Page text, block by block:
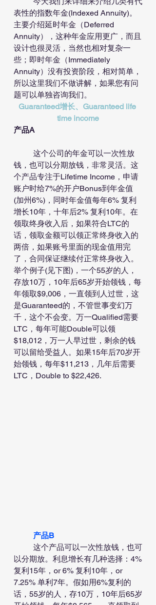
表性的指数年金(Indexed Annuity)。
主要介绍延时年金（Deferred
Annuity），这种年金应用更广，而且
设计也很灵活，当然也相对复杂一
些；即时年金（Immediately
Annuity）没有投资阶段，相对简单，
所以这里我们不做讲解，如果您有问
题可以单独咨询我们。
Guaranteed增长、Guaranteed life
time income
产品A
钱，也可以分期放钱，非常灵活。这
个产品专注于Lifetime Income，申请
账户时给7%的开户Bonus到年金值
(加州6%)，同时年金值每年6% 复利
增长10年，十年后2% 复利10年。在
领取终身收入后，如果符合LTC的
话，领取金额可以领正常终身收入的
两倍，如果账号里面的现金值用完
了，合同保证继续付正常终身收入。
举个例子(见下图)，一个55岁的人，
存放10万，10年后65岁开始领钱，每
年领取$9,006，一直领到人过世，这
是Guaranteed的，不管世事变幻万
千，这个不会变。万一Qualified需要
LTC，每年可能Double可以领
$18,012，万一人早过世，剩余的钱
可以留给受益人。如果15年后70岁开
始领钱，每年$11,213，几年后需要
LTC，Double to $22,426.
产品B
以分期放。利息增长有几种选择：4%
复利15年，or 6% 复利10年，or
7.25% 单利7年。假如用6%复利的
话，55岁的人，存10万，10年后65岁